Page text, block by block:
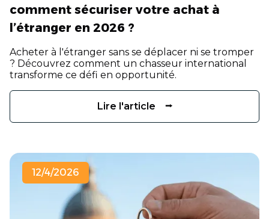
comment sécuriser votre achat à
l’étranger en 2026 ?
Acheter à l'étranger sans se déplacer ni se tromper
? Découvrez comment un chasseur international
transforme ce défi en opportunité.
Lire l'article ⭢
12/4/2026